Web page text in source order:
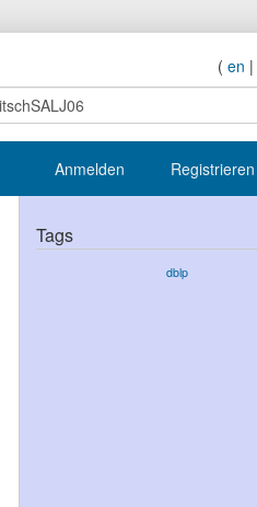
( en |
Anmelden Registrieren
zur Ablage hinzufügen
Tags
dblp